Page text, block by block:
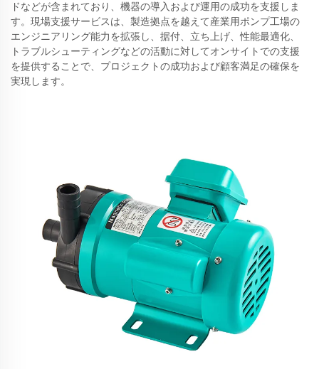
ドなどが含まれており、機器の導入および運用の成功を支援しま
す。現場支援サービスは、製造拠点を越えて産業用ポンプ工場の
エンジニアリング能力を拡張し、据付、立ち上げ、性能最適化、
トラブルシューティングなどの活動に対してオンサイトでの支援
を提供することで、プロジェクトの成功および顧客満足の確保を
実現します。